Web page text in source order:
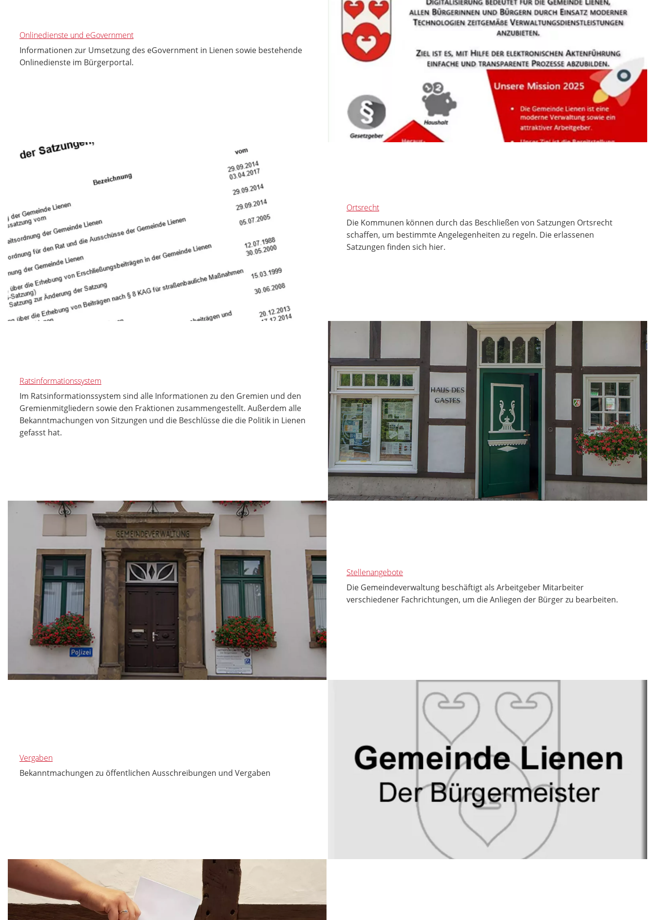
Onlinedienste und eGovernment
Informationen zur Umsetzung des eGovernment in Lienen sowie bestehende
Onlinedienste im Bürgerportal.
Ortsrecht
Die Kommunen können durch das Beschließen von Satzungen Ortsrecht
schaffen, um bestimmte Angelegenheiten zu regeln. Die erlassenen
Satzungen finden sich hier.
Ratsinformationssystem
Im Ratsinformationssystem sind alle Informationen zu den Gremien und den
Gremienmitgliedern sowie den Fraktionen zusammengestellt. Außerdem alle
Bekanntmachungen von Sitzungen und die Beschlüsse die die Politik in Lienen
gefasst hat.
Stellenangebote
Die Gemeindeverwaltung beschäftigt als Arbeitgeber Mitarbeiter
verschiedener Fachrichtungen, um die Anliegen der Bürger zu bearbeiten.
Vergaben
Bekanntmachungen zu öffentlichen Ausschreibungen und Vergaben